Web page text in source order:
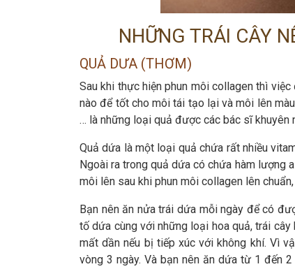
NHỮNG TRÁI CÂY
QUẢ DƯA (THƠM)
Sau khi thực hiện phun môi collagen thì
nào để tốt cho môi tái tạo lại và môi lên
… là những loại quả được các bác sĩ khuyên
Quả dứa là một loại quả chứa rất nhiều
Ngoài ra trong quả dứa có chứa hàm lượng
môi lên sau khi phun môi collagen lên
Bạn nên ăn nửa trái dứa mỗi ngày để có
tố dứa cùng với những loại hoa quả, trái
mất dần nếu bị tiếp xúc với không khí. Vì
vòng 3 ngày. Và bạn nên ăn dứa từ 1 đến